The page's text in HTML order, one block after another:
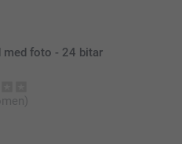
med foto - 24 bitar